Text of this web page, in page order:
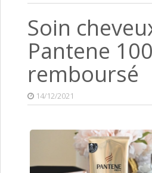
Soin
Pantene
remboursé
14/12/2021